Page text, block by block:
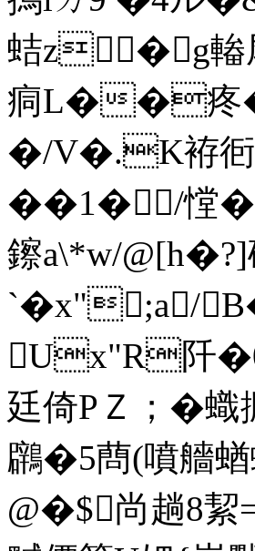
蛣z� g輽
痌L��疼
�/V�.K袸衐
��1� /憆
鑔a\*w/@[h�?]
`�x";a/
Ux"R阡�0
廷倚PＺ；�
鸊�5蔄(噴艢
@�$尚趟